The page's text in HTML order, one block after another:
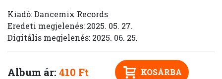
Kiadó: Dancemix Records
Eredeti megjelenés: 2025. 05. 27.
Digitális megjelenés: 2025. 06. 25.
Album ár: 410 Ft KOSÁRBA